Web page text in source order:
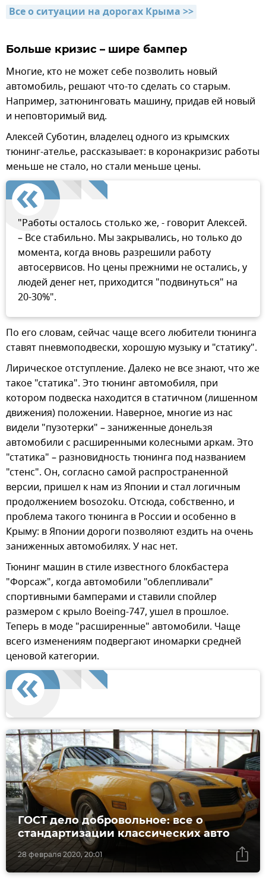
Все о ситуации на дорогах Крыма >>
Больше кризис – шире бампер
Многие, кто не может себе позволить новый
автомобиль, решают что-то сделать со старым.
Например, затюнинговать машину, придав ей новый
и неповторимый вид.
Алексей Суботин, владелец одного из крымских
тюнинг-ателье, рассказывает: в коронакризис работы
меньше не стало, но стали меньше цены.
"Работы осталось столько же, - говорит Алексей.
– Все стабильно. Мы закрывались, но только до
момента, когда вновь разрешили работу
автосервисов. Но цены прежними не остались, у
людей денег нет, приходится "подвинуться" на
20-30%".
По его словам, сейчас чаще всего любители тюнинга
ставят пневмоподвески, хорошую музыку и "статику".
Лирическое отступление. Далеко не все знают, что же
такое "статика". Это тюнинг автомобиля, при
котором подвеска находится в статичном (лишенном
движения) положении. Наверное, многие из нас
видели "пузотерки" – заниженные донельзя
автомобили с расширенными колесными аркам. Это
"статика" – разновидность тюнинга под названием
"стенс". Он, согласно самой распространенной
версии, пришел к нам из Японии и стал логичным
продолжением bosozoku. Отсюда, собственно, и
проблема такого тюнинга в России и особенно в
Крыму: в Японии дороги позволяют ездить на очень
заниженных автомобилях. У нас нет.
Тюнинг машин в стиле известного блокбастера
"Форсаж", когда автомобили "облепливали"
спортивными бамперами и ставили спойлер
размером с крыло Boeing-747, ушел в прошлое.
Теперь в моде "расширенные" автомобили. Чаще
всего изменениям подвергают иномарки средней
ценовой категории.
28 февраля 2020, 20:01
ГОСТ дело добровольное: все о
стандартизации классических авто